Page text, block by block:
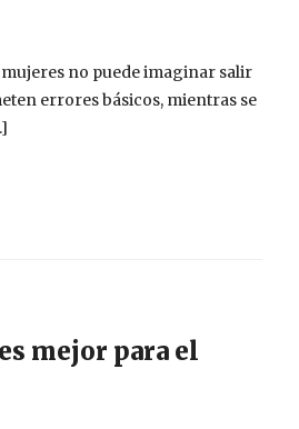
no puede imaginar salir
errores básicos, mientras se
mejor para el